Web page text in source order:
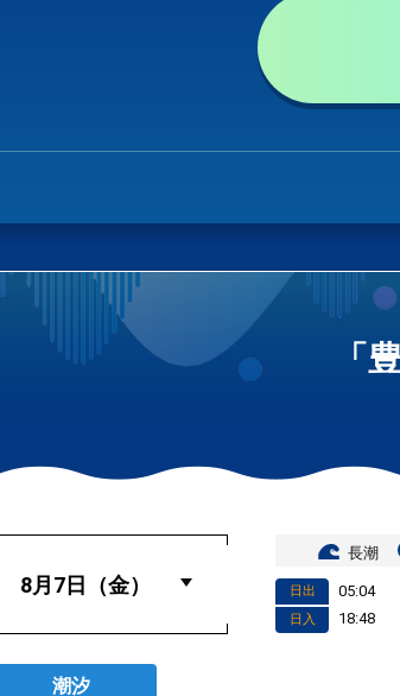
「
長潮
日出 05:04
日入 18:48
潮汐